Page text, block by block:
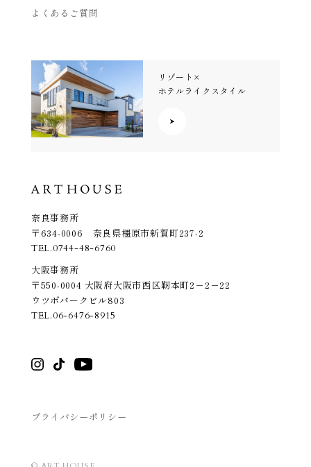
よくあるご質問
リゾート×
ホテルライクスタイル
奈良事務所
〒634-0006 奈良県橿原市新賀町237-2
TEL.0744-48-6760
大阪事務所
〒550-0004 大阪府大阪市西区靭本町2－2－22
ウツボパークビル803
TEL.06-6476-8915
プライバシーポリシー